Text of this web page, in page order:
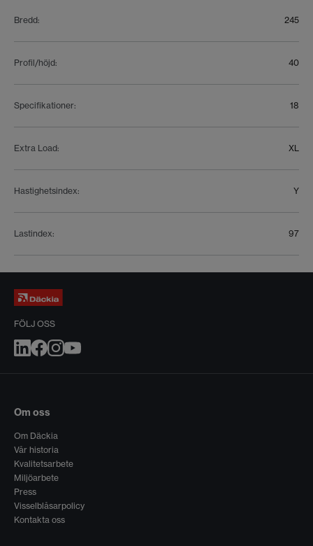
Bredd: 245
Profil/höjd: 40
Specifikationer: 18
Extra Load: XL
Hastighetsindex: Y
Lastindex: 97
FÖLJ OSS
Om oss
Om Däckia
Vår historia
Kvalitetsarbete
Miljöarbete
Press
Visselblåsarpolicy
Kontakta oss